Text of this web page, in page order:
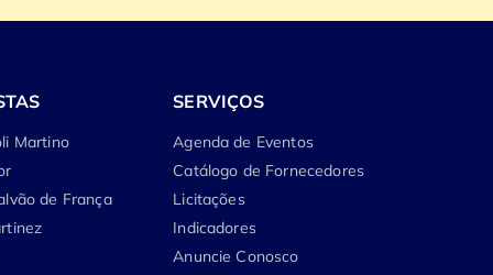
Martino
de França
SERVIÇOS
Agenda de Eventos
Catálogo de Fornecedores
Licitações
Indicadores
Anuncie Conosco